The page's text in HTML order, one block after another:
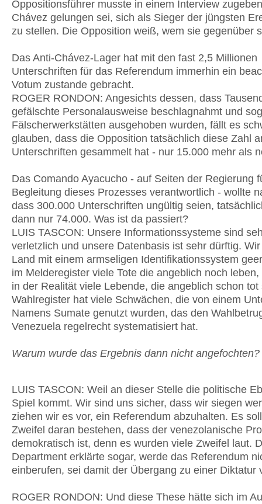
Oppositionsführer musste in einem Interview
Chávez gelungen sei, sich als Sieger der jüngsten
zu stellen. Die Opposition weiß, wem sie gegenüber
Das Anti-Chávez-Lager hat mit den fast 2,5 Millionen
Unterschriften für das Referendum immerhin ein
Votum zustande gebracht.
ROGER RONDON: Angesichts dessen, dass
gefälschte Personalausweise beschlagnahmt und
Fälscherwerkstätten ausgehoben wurden, fällt es
glauben, dass die Opposition tatsächlich diese Zahl
Unterschriften gesammelt hat - nur 15.000 mehr als
Das Comando Ayacucho - auf Seiten der Regierung
Begleitung dieses Prozesses verantwortlich - wollte
dass 300.000 Unterschriften ungültig seien,
dann nur 74.000. Was ist da passiert?
LUIS TASCON: Unsere Informationssysteme sind
verletzlich und unsere Datenbasis ist sehr dürftig.
Land mit einem armseligen Identifikationssystem
im Melderegister viele Tote die angeblich noch
in der Realität viele Lebende, die angeblich schon tot
Wahlregister hat viele Schwächen, die von einem
Namens Sumate genutzt wurden, das den
Venezuela regelrecht systematisiert hat.
Warum wurde das Ergebnis dann nicht angefochten?
LUIS TASCON: Weil an dieser Stelle die politische
Spiel kommt. Wir sind uns sicher, dass wir siegen
ziehen wir es vor, ein Referendum abzuhalten. Es
Zweifel daran bestehen, dass der venezolanische
demokratisch ist, denn es wurden viele Zweifel laut.
Department erklärte sogar, werde das Referendum
einberufen, sei damit der Übergang zu einer Diktatur
ROGER RONDON: Und diese These hätte sich im